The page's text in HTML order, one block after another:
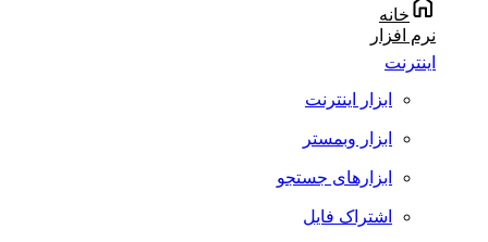
خانه
نرم افزار
اینترنت
ابزار اینترنت
ابزار وبمستر
ابزارهای جستجو
اشتراک فایل